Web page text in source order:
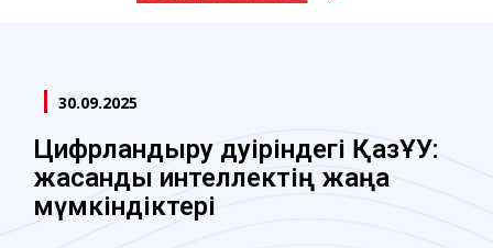
30.09.2025
Цифрландыру дәуіріндегі ҚазҰУ:
жасанды интеллектің жаңа
мүмкіндіктері